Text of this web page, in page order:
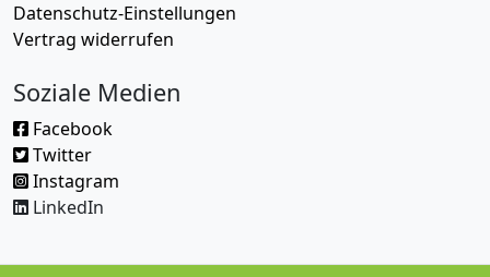
Datenschutz-Einstellungen
Vertrag widerrufen
Soziale Medien
Facebook
Twitter
Instagram
LinkedIn